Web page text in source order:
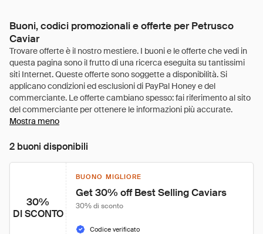
Buoni, codici promozionali e offerte per Petrusco
Caviar
Mostra meno
2 buoni disponibili
30%
DI SCONTO
BUONO MIGLIORE
Get 30% off Best Selling Caviars
30% di sconto
Codice verificato